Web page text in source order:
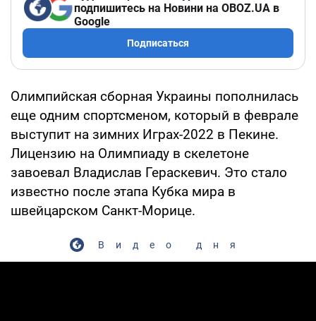
подпишитесь на Новини на OBOZ.UA в
Google
Подписаться
Олимпийская сборная Украины пополнилась
еще одним спортсменом, который в феврале
выступит на зимних Играх-2022 в Пекине.
Лицензию на Олимпиаду в скелетоне
завоевал Владислав Гераскевич. Это стало
известно после этапа Кубка мира в
швейцарском Санкт-Морице.
Видео дня